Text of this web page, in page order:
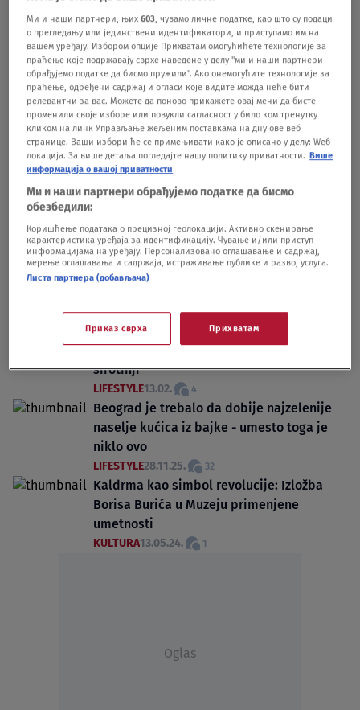
nije jasno čemu služe, a priča je zapravo
dosta zanimljiva
LIFESTYLE05.06.
"Šoping mol na mestu logora smrti": Plan
koji je Beograd uspeo da izbegne
PRIČA SE09.03. 14
Ovo mesto zvali su "Vir smrti": Najfatalnija
tačka u Beogradu, gde Dunav nije praštao
sirotinji
LIFESTYLE13.02. 4
Beograd je trebalo da dobije najzelenije
naselje kućica iz bajke - umesto toga je
niklo ovo
LIFESTYLE28.11.25. 32
Kaldrma kao simbol revolucije: Izložba
Borisa Burića u Muzeju primenjene
umetnosti
KULTURA13.05.24. 1
Oglas
Ми и наши партнери, њих603, чувамо личне податке, као што су подаци
о прегледању или јединствени идентификатори, и приступамо им на
вашем уређају. Избором опције Прихватам омогућићете технологије за
праћење које подржавају сврхе наведене у делу "ми и наши партнери
обрађујемо податке да бисмо пружили". Ако онемогућите технологије за
праћење, одређени садржај и огласи које видите можда неће бити
релевантни за вас. Можете да поново прикажете овај мени да бисте
променили своје изборе или повукли сагласност у било ком тренутку
кликом на линк Управљање жељеним поставкама на дну ове веб
странице. Ваши избори ће се примењивати како је описано у делу: Wеб
локација. За више детаља погледајте нашу политику приватности. Више
информација о вашој приватности
Ми и наши партнери обрађујемо податке да бисмо
обезбедили:
Коришћење података о прецизној геолокацији. Активно скенирање
карактеристика уређаја за идентификацију. Чување и/или приступ
информацијама на уређају. Персонализовано оглашавање и садржај,
мерење оглашавања и садржаја, истраживање публике и развој услуга.
Листа партнера (добављача)
Приказ сврха Прихватам